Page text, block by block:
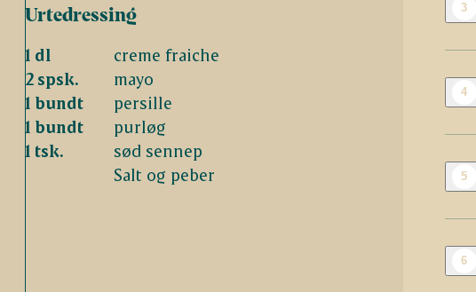
Urtedressing
1 dl
creme fraiche
2 spsk.
mayo
1 bundt
persille
1 bundt
purløg
1 tsk.
sød sennep
Salt og peber
3
4
5
6